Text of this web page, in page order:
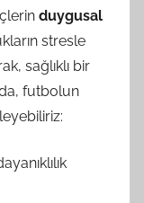
duygusal
stresle
sağlıklı bir
futbolun